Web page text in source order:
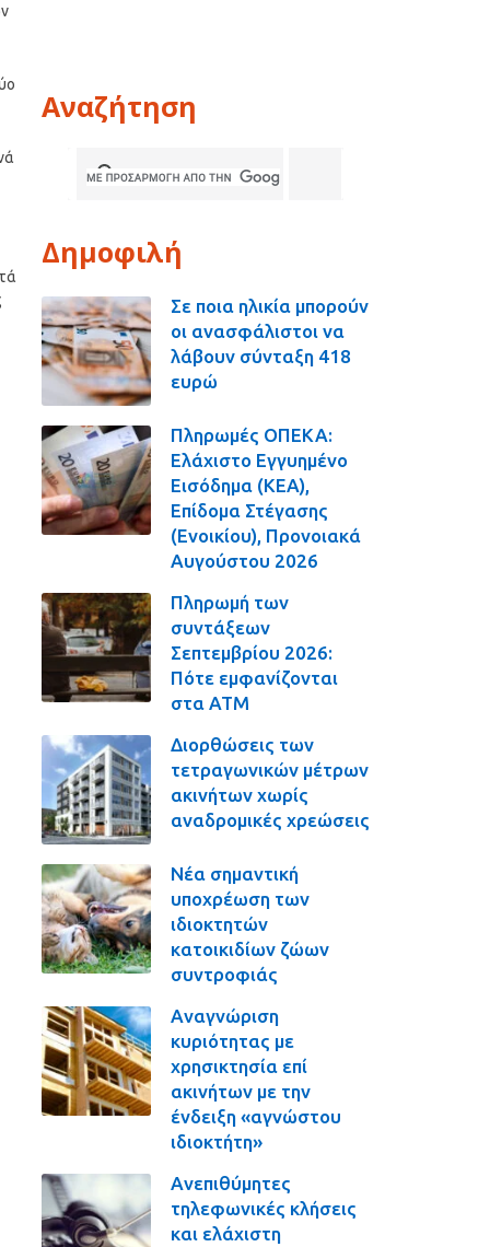
Αναζήτηση
Δημοφιλή
Σε ποια ηλικία μπορούν
οι ανασφάλιστοι να
λάβουν σύνταξη 418
ευρώ
Πληρωμές ΟΠΕΚΑ:
Ελάχιστο Εγγυημένο
Εισόδημα (ΚΕΑ),
Επίδομα Στέγασης
(Ενοικίου), Προνοιακά
Αυγούστου 2026
Πληρωμή των
συντάξεων
Σεπτεμβρίου 2026:
Πότε εμφανίζονται
στα ΑΤΜ
Διορθώσεις των
τετραγωνικών μέτρων
ακινήτων χωρίς
αναδρομικές χρεώσεις
Νέα σημαντική
υποχρέωση των
ιδιοκτητών
κατοικιδίων ζώων
συντροφιάς
Αναγνώριση
κυριότητας με
χρησικτησία επί
ακινήτων με την
ένδειξη «αγνώστου
ιδιοκτήτη»
Ανεπιθύμητες
τηλεφωνικές κλήσεις
και ελάχιστη